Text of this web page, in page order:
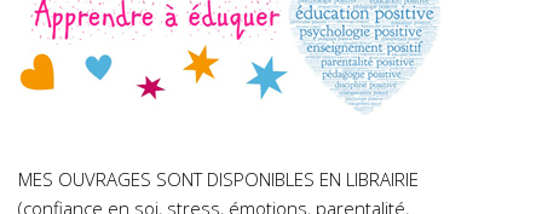
MES OUVRAGES SONT DISPONIBLES EN LIBRAIRIE
(confiance en soi, stress, émotions, parentalité,